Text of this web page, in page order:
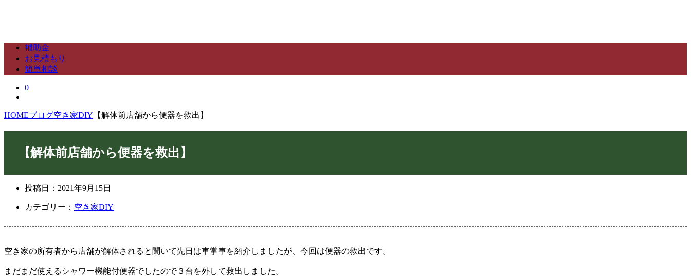
補助金
お見積もり
簡単相談
0
HOMEブログ空き家DIY 【解体前店舗から便器を救出】
【解体前店舗から便器を救出】
投稿日： 2021年9月15日
カテゴリー： 空き家DIY
空き家の所有者から店舗が解体されると聞いて先日は車掌車を紹介しましたが、今回は便器の救出です。
まだまだ使えるシャワー機能付便器でしたので３台を外して救出しました。